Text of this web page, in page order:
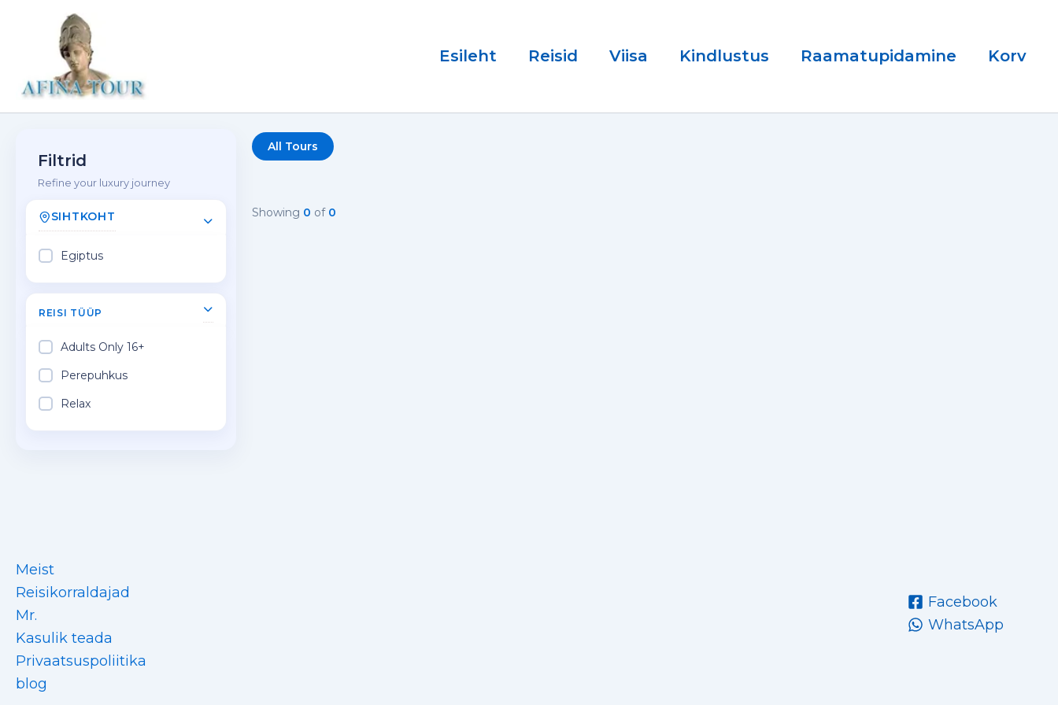
Esileht Reisid Viisa Kindlustus Raamatupidamine Korv
Filtrid
Refine your luxury journey
SIHTKOHT
Egiptus
REISI TÜÜP
Adults Only 16+
Perepuhkus
Relax
All Tours
Showing 0 of 0
Meist
Reisikorraldajad
Mr.
Kasulik teada
Privaatsuspoliitika
blog
Facebook
WhatsApp